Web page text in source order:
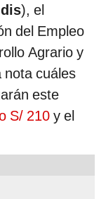
), el
del Empleo
Agrario y
nota cuáles
este
S/ 210 y el